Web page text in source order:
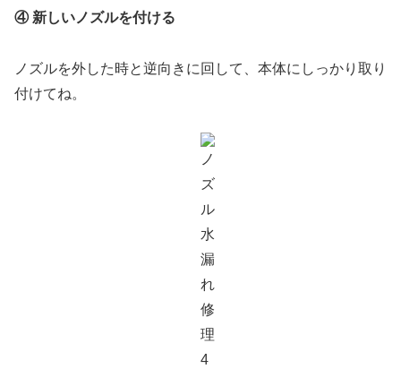
④ 新しいノズルを付ける
ノズルを外した時と逆向きに回して、本体にしっかり取り
付けてね。